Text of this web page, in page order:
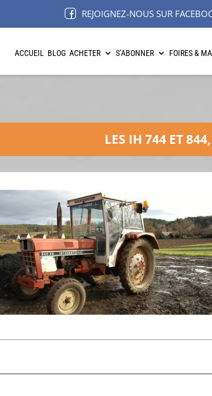
REJOIGNEZ-NOUS SUR
ACCUEIL BLOG ACHETER S’ABONNER FOIRES &
LES IH 744 ET